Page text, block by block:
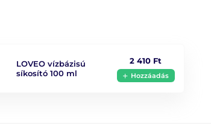
Vízállóság
LOVEO vízbázisú
síkosító 100 ml
2 410 Ft
Hozzáadás